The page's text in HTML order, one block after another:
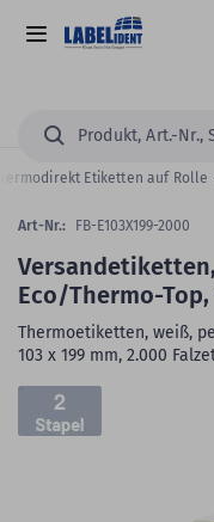
Hauptinhalt
springen
Alle
Suchen...
Etiketten auf Rolle
Ende
der
2
the
Eco/Thermo-Top,
Thermoetiketten, weiß,
103 x 199 mm, 2.000
Art-Nr.: FB-E103X199-2000